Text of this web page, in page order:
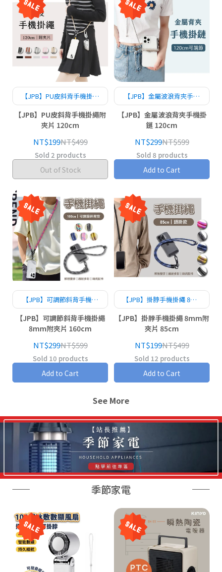
【JPB】PU皮斜背手機掛繩
附夾片 120cm
【JPB】PU皮斜背手機掛繩附
夾片 120cm
NT$199NT$499
Sold 2 products
Out of Stock
【JPB】金屬波浪背夾手機
掛鏈 120cm
【JPB】金屬波浪背夾手機掛
鏈 120cm
NT$299NT$599
Sold 8 products
Add to Cart
【JPB】可調節斜背手機掛
繩 8mm附夾片 160cm
【JPB】可調節斜背手機掛繩
8mm附夾片 160cm
NT$299NT$599
Sold 10 products
Add to Cart
【JPB】掛脖手機掛繩 8mm
附夾片 85cm
【JPB】掛脖手機掛繩 8mm附
夾片 85cm
NT$199NT$499
Sold 12 products
Add to Cart
See More
季節家電